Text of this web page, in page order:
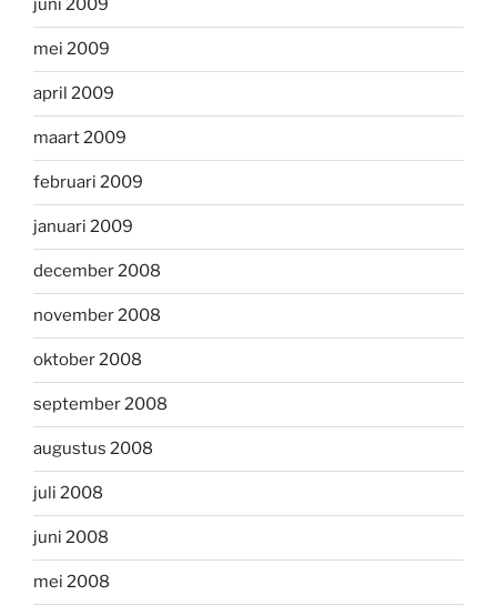
juni 2009
mei 2009
april 2009
maart 2009
februari 2009
januari 2009
december 2008
november 2008
oktober 2008
september 2008
augustus 2008
juli 2008
juni 2008
mei 2008